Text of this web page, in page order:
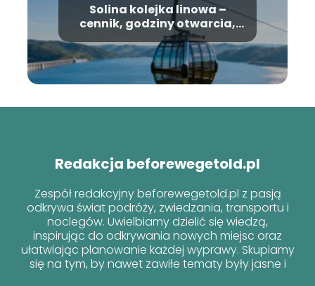
Solina kolejka linowa –
cennik, godziny otwarcia,
informacje
Redakcja beforewegetold.pl
Zespół redakcyjny beforewegetold.pl z pasją
odkrywa świat podróży, zwiedzania, transportu i
noclegów. Uwielbiamy dzielić się wiedzą,
inspirując do odkrywania nowych miejsc oraz
ułatwiając planowanie każdej wyprawy. Skupiamy
się na tym, by nawet zawiłe tematy były jasne i